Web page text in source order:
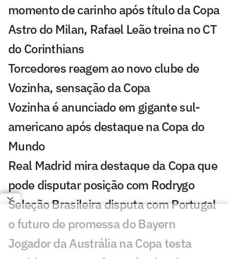
momento de carinho após título da Copa
Astro do Milan, Rafael Leão treina no CT
do Corinthians
Torcedores reagem ao novo clube de
Vozinha, sensação da Copa
Vozinha é anunciado em gigante sul-
americano após destaque na Copa do
Mundo
Real Madrid mira destaque da Copa que
pode disputar posição com Rodrygo
Seleção Brasileira disputa com Portugal
o futuro de promessa do Bayern
Jogador da Austrália na Copa testa